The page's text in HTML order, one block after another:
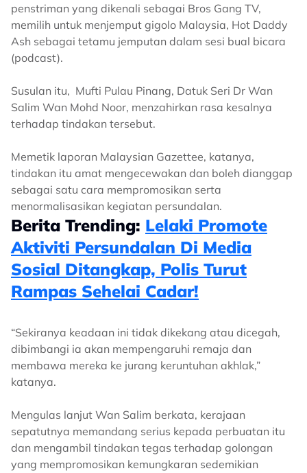
penstriman yang dikenali sebagai Bros Gang TV,
memilih untuk menjemput gigolo Malaysia, Hot Daddy
Ash sebagai tetamu jemputan dalam sesi bual bicara
(podcast).
Susulan itu, Mufti Pulau Pinang, Datuk Seri Dr Wan
Salim Wan Mohd Noor, menzahirkan rasa kesalnya
terhadap tindakan tersebut.
Memetik laporan Malaysian Gazettee, katanya,
tindakan itu amat mengecewakan dan boleh dianggap
sebagai satu cara mempromosikan serta
menormalisasikan kegiatan persundalan.
Berita Trending: Lelaki Promote
Aktiviti Persundalan Di Media
Sosial Ditangkap, Polis Turut
Rampas Sehelai Cadar!
“Sekiranya keadaan ini tidak dikekang atau dicegah,
dibimbangi ia akan mempengaruhi remaja dan
membawa mereka ke jurang keruntuhan akhlak,”
katanya.
Mengulas lanjut Wan Salim berkata, kerajaan
sepatutnya memandang serius kepada perbuatan itu
dan mengambil tindakan tegas terhadap golongan
yang mempromosikan kemungkaran sedemikian